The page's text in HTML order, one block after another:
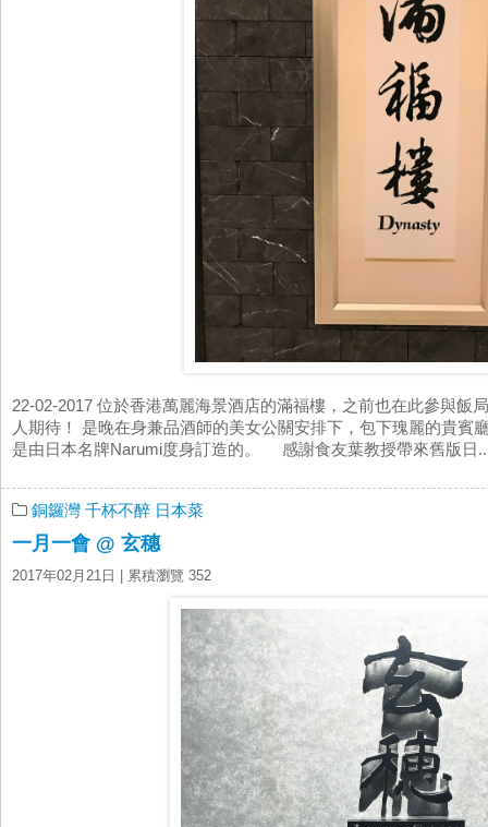
22-02-2017 位於香港萬麗海景酒店的滿福樓，之前也在此參與飯
人期待！ 是晚在身兼品酒師的美女公關安排下，包下瑰麗的貴
是由日本名牌Narumi度身訂造的。 感謝食友葉教授帶來舊版日
銅鑼灣 千杯不醉 日本菜
一月一會 @ 玄穗
2017年02月21日 | 累積瀏覽 352